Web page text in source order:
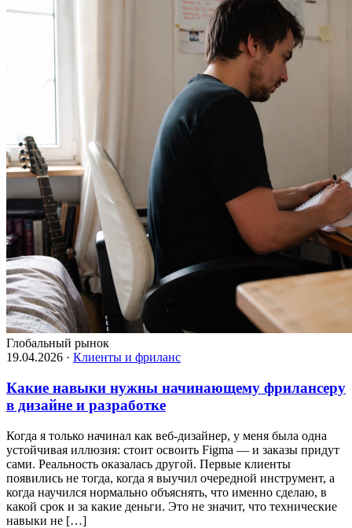
Глобальный рынок
19.04.2026 · Клиенты и фриланс
Какие навыки нужны начинающему фрилансеру
в дизайне и разработке
Когда я только начинал как веб-дизайнер, у меня была одна
устойчивая иллюзия: стоит освоить Figma — и заказы придут
сами. Реальность оказалась другой. Первые клиенты
появились не тогда, когда я выучил очередной инструмент, а
когда научился нормально объяснять, что именно сделаю, в
какой срок и за какие деньги. Это не значит, что технические
навыки не […]